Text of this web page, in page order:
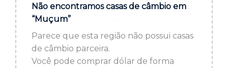
Não encontramos casas de câmbio em
“Muçum”
Parece que esta região não possui casas
de câmbio parceira.
Você pode comprar dólar de forma